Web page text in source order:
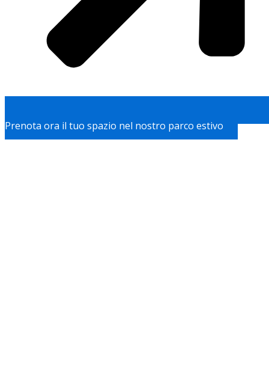
Prenota ora il tuo spazio nel nostro parco estivo